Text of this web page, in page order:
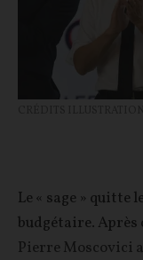
Le « sage » quitte
budgétaire. Après
Pierre Moscovici